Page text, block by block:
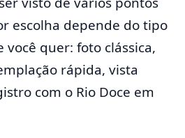
escolha depende do tipo
quer: foto clássica,
rápida, vista
com o Rio Doce em